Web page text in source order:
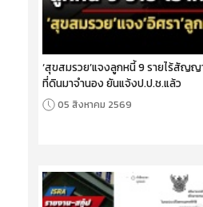
‘สุขสมรวย’แจงลูกหนี้ 9 รายไร้สัญญา
ที่ดินมาจำนอง ยันแจ้งป.ป.ช.แล้ว
05 สิงหาคม 2569